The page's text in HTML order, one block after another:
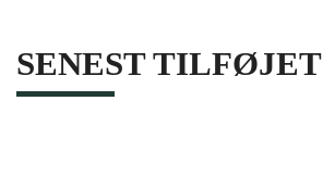
SENEST TILFØJET